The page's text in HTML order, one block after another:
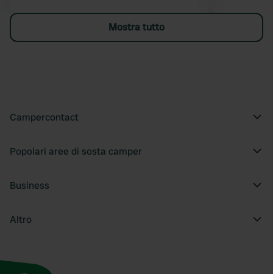
Mostra tutto
Campercontact
Popolari aree di sosta camper
Business
Altro